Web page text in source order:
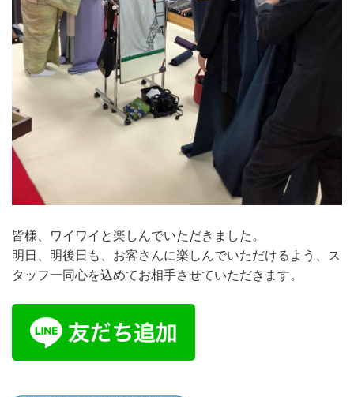
皆様、ワイワイと楽しんでいただきました。
明日、明後日も、お客さんに楽しんでいただけるよう、ス
タッフ一同心を込めてお相手させていただきます。